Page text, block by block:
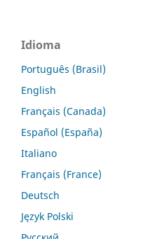
Idioma
Português (Brasil)
English
Français (Canada)
Español (España)
Italiano
Français (France)
Deutsch
Język Polski